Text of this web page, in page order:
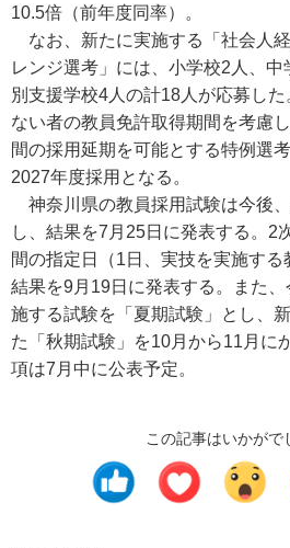
10.5倍（前年度同率）。
なお、新たに実施する「社会人
レンジ選考」には、小学校2人、
別支援学校4人の計18人が応募し
ない者の教員免許取得期間を考慮
間の採用延期を可能とする特例選
2027年度採用となる。
神奈川県の教員採用試験は今後
し、結果を7月25日に発表する。2
間の指定日（1日、実技を実施する
結果を9月19日に発表する。また
施する試験を「夏期試験」とし、
た「秋期試験」を10月から11月に
項は7月中に公表予定。
この記事はいかがで